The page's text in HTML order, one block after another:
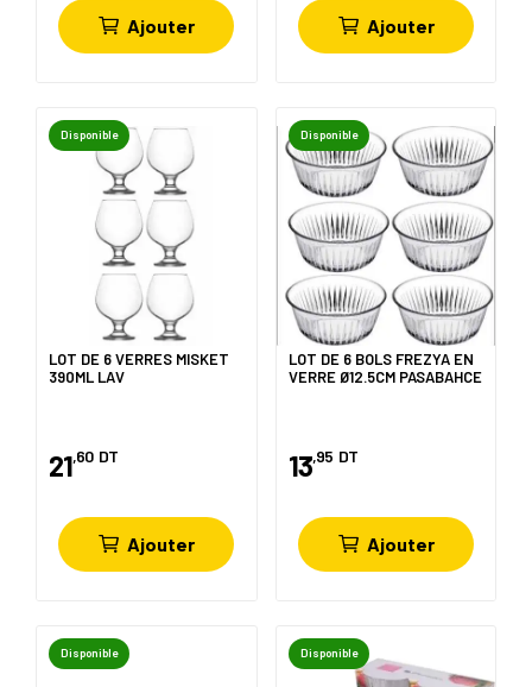
Ajouter Ajouter
Disponible
LOT DE 6 VERRES MISKET
390ML LAV
21,60 DT
Ajouter
Disponible
LOT DE 6 BOLS FREZYA EN
VERRE Ø12.5CM PASABAHCE
13,95 DT
Ajouter
Disponible Disponible